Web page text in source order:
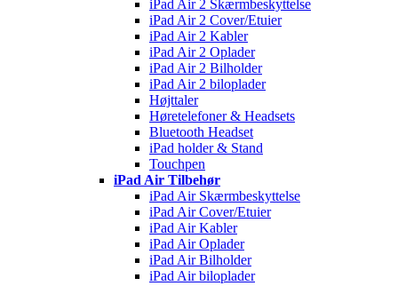
iPad Air 2 Skærmbeskyttelse
iPad Air 2 Cover/Etuier
iPad Air 2 Kabler
iPad Air 2 Oplader
iPad Air 2 Bilholder
iPad Air 2 biloplader
Højttaler
Høretelefoner & Headsets
Bluetooth Headset
iPad holder & Stand
Touchpen
iPad Air Tilbehør
iPad Air Skærmbeskyttelse
iPad Air Cover/Etuier
iPad Air Kabler
iPad Air Oplader
iPad Air Bilholder
iPad Air biloplader